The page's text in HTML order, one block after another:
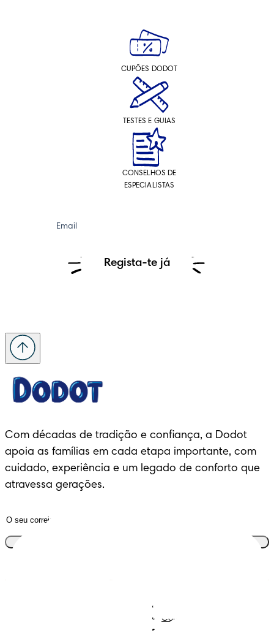
CUPÕES DODOT
TESTES E GUIAS
CONSELHOS DE
ESPECIALISTAS
Email
Regista-te já
Com décadas de tradição e confiança, a Dodot
apoia as famílias em cada etapa importante, com
cuidado, experiência e um legado de conforto que
atravessa gerações.
Contacta-nos